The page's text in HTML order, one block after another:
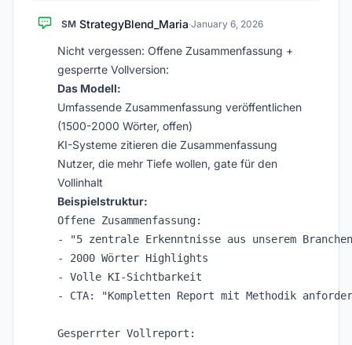
SM StrategyBlend_Maria·January 6, 2026
Nicht vergessen: Offene Zusammenfassung +
gesperrte Vollversion:
Das Modell:
Umfassende Zusammenfassung veröffentlichen
(1500-2000 Wörter, offen)
KI-Systeme zitieren die Zusammenfassung
Nutzer, die mehr Tiefe wollen, gate für den
Vollinhalt
Beispielstruktur:
Offene Zusammenfassung:
- "5 zentrale Erkenntnisse aus unserem
- 2000 Wörter Highlights
- Volle KI-Sichtbarkeit
- CTA: "Kompletten Report mit Methodik
Gesperrter Vollreport: